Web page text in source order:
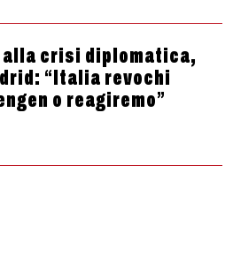
alla crisi diplomatica,
“Italia revochi
o reagiremo”